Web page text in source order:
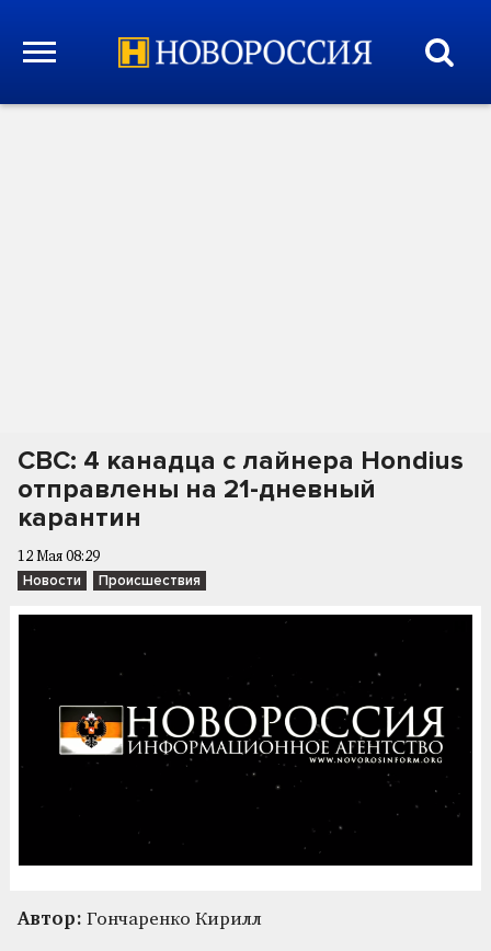
СВС: 4 канадца с лайнера Hondius
отправлены на 21-дневный
карантин
12 Мая 08:29
Новости Происшествия
Автор: Гончаренко Кирилл